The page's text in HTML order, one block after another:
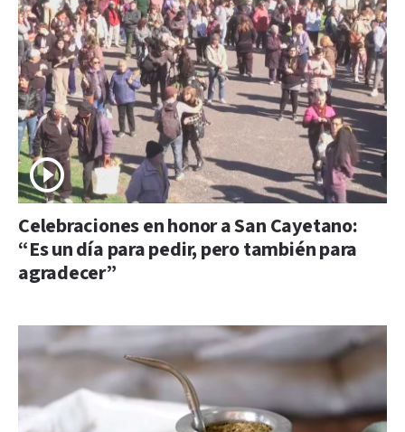
Celebraciones en honor a San Cayetano:
“Es un día para pedir, pero también para
agradecer”